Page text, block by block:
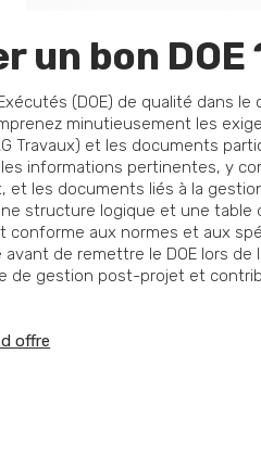
un bon DOE
(DOE) de qualité dans
minutieusement les
Travaux) et les documents
informations pertinentes, y
les documents liés à la
structure logique et une
aux normes et aux
de remettre le DOE lors de
de gestion post-projet et
offre